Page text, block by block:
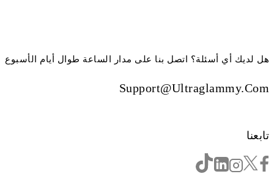
هل لديك أي أسئلة؟ اتصل بنا على مدار الساعة طوال أيام الأسبوع
Support@ultraglammy.com
تابعنا